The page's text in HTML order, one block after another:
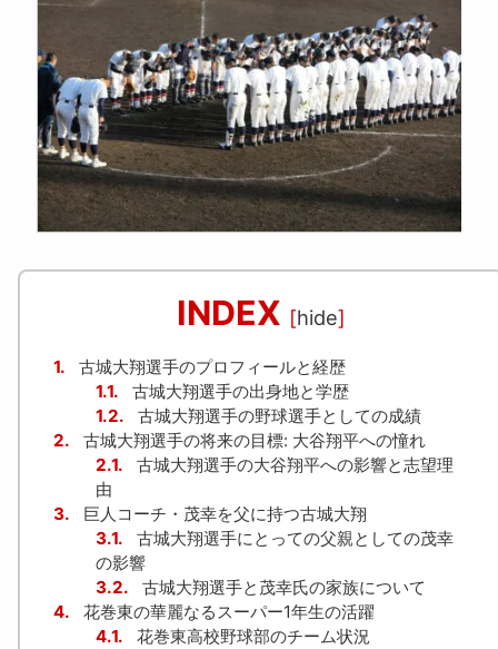
INDEX [hide]
1.
古城大翔選手のプロフィールと経歴
1.1.
古城大翔選手の出身地と学歴
1.2.
古城大翔選手の野球選手としての成績
2.
古城大翔選手の将来の目標: 大谷翔平への憧れ
2.1.
古城大翔選手の大谷翔平への影響と志望理
由
3.
巨人コーチ・茂幸を父に持つ古城大翔
3.1.
古城大翔選手にとっての父親としての茂幸
の影響
3.2.
古城大翔選手と茂幸氏の家族について
4.
花巻東の華麗なるスーパー1年生の活躍
4.1.
花巻東高校野球部のチーム状況